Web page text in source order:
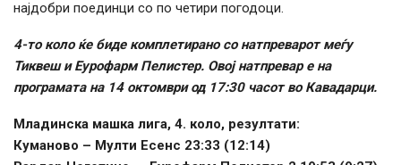
најдобри поединци со по четири погодоци.
4-то коло ќе биде комплетирано со натпреварот меѓу
Тиквеш и Еурофарм Пелистер. Овој натпревар е на
програмата на 14 октомври од 17:30 часот во Кавадарци.
Младинска машка лига, 4. коло, резултати:
Куманово – Мулти Есенс 23:33 (12:14)